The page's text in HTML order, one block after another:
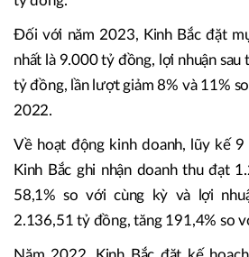
Đối với năm 2023, Kinh Bắc đặt
nhất là 9.000 tỷ đồng, lợi nhuận
tỷ đồng, lần lượt giảm 8% và 11%
2022.
Về hoạt động kinh doanh, lũy kế 9
Kinh Bắc ghi nhận doanh thu đạt
58,1% so với cùng kỳ và lợi
2.136,51 tỷ đồng, tăng 191,4% so
Năm 2022, Kinh Bắc đặt kế